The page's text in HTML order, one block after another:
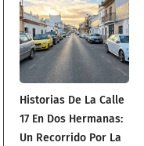
Historias De La Calle
17 En Dos Hermanas:
Un Recorrido Por La